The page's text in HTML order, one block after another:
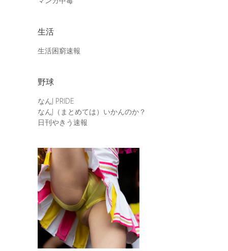
生活
生活困窮速報
野球
なんJ PRIDE
なんJ（まとめては）いかんのか？
日刊やきう速報